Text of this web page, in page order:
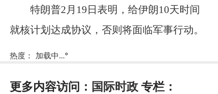
特朗普2月19日表明，给伊朗10天时间
就核计划达成协议，否则将面临军事行动。
热度： 加载中...°
更多内容访问： 国际时政 专栏：